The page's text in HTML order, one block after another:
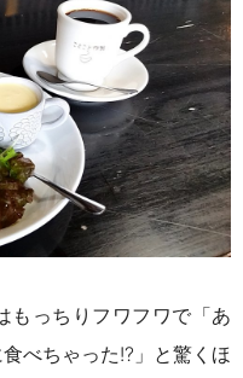
もっちりフワフワで「あ
べちゃった!?」と驚くほ